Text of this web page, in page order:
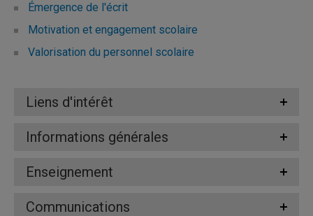
Émergence de l'écrit
Motivation et engagement scolaire
Valorisation du personnel scolaire
Liens d'intérêt
Informations générales
Enseignement
Communications